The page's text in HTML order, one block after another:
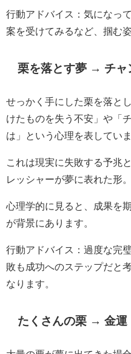
行動アドバイス：気になっ
案を受けてみるなど、掴む
栗を落とす夢 → チャ
せっかく手にした栗を落と
けたものを失う不安」や「
は」という心理を表していま
これは現実に失敗する予兆
レッシャーが夢に表れた形。
心理学的に見ると、成果を
が背景にあります。
行動アドバイス：過度な完
敗も成功へのステップだと
なります。
たくさんの栗 → 金運